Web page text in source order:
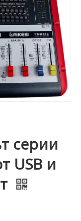
серии
USB и